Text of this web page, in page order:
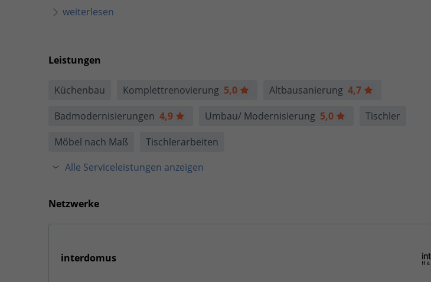
weiterlesen
Leistungen
Küchenbau Komplettrenovierung 5,0 Altbausanierung 4,7
Badmodernisierungen 4,9 Umbau/ Modernisierung 5,0
Tischler
Möbel nach Maß
Tischlerarbeiten
Alle Serviceleistungen anzeigen
Netzwerke
interdomus